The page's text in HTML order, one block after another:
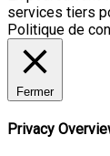
services tiers
Politique de
Fermer
Privacy